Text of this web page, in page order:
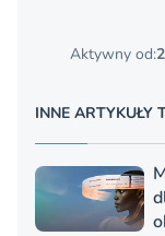
Aktywny od:
INNE ARTYKUŁY